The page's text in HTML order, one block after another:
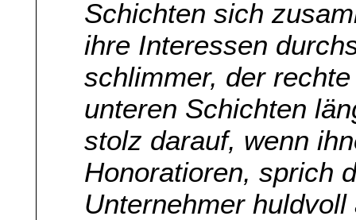
Schichten sich
ihre Interessen
schlimmer, der
unteren Schichten
stolz darauf, wenn
Honoratioren, sprich
Unternehmer